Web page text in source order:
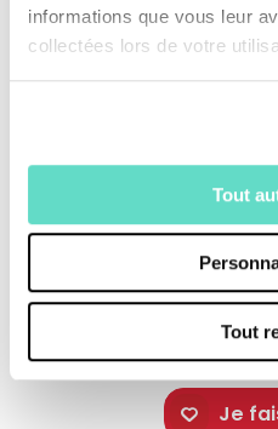
informations que vous leur
collectées lors de votre
Tout
Tout
d’humanité, par-delà
ou de religion, c’est
Tisserand, que ce
minutes se propose
Je